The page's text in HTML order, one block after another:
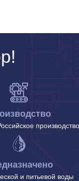
производство
и питьевой воды